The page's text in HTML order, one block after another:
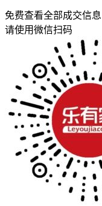
免费查看全部成交信息
请使用微信扫码